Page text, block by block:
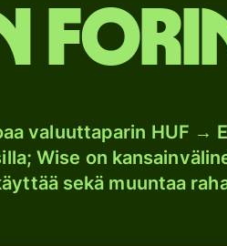
valuuttaparin HUF →
Wise on
sekä muuntaa